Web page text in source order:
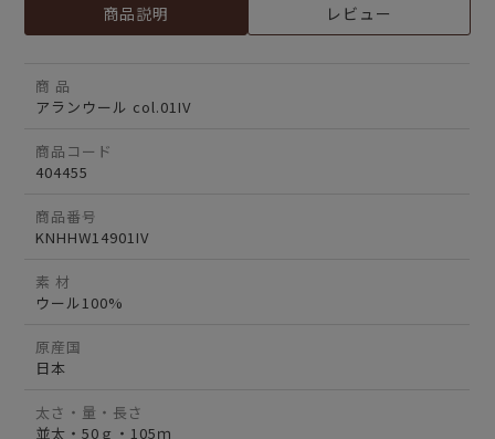
商品説明 レビュー
商 品
アランウール col.01IV
商品コード
404455
商品番号
KNHHW14901IV
素 材
ウール100%
原産国
日本
太さ・量・長さ
並太・50ｇ・105ｍ